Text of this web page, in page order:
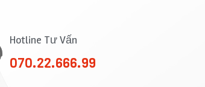
Hotline Tư Vấn
070.22.666.99